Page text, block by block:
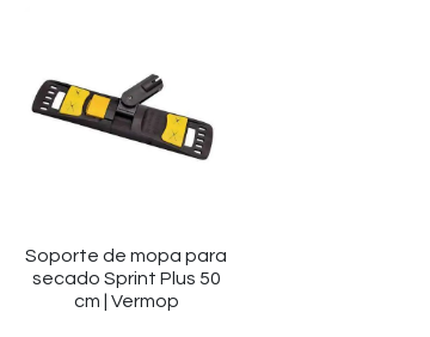
Soporte de mopa para
secado Sprint Plus 50
cm | Vermop